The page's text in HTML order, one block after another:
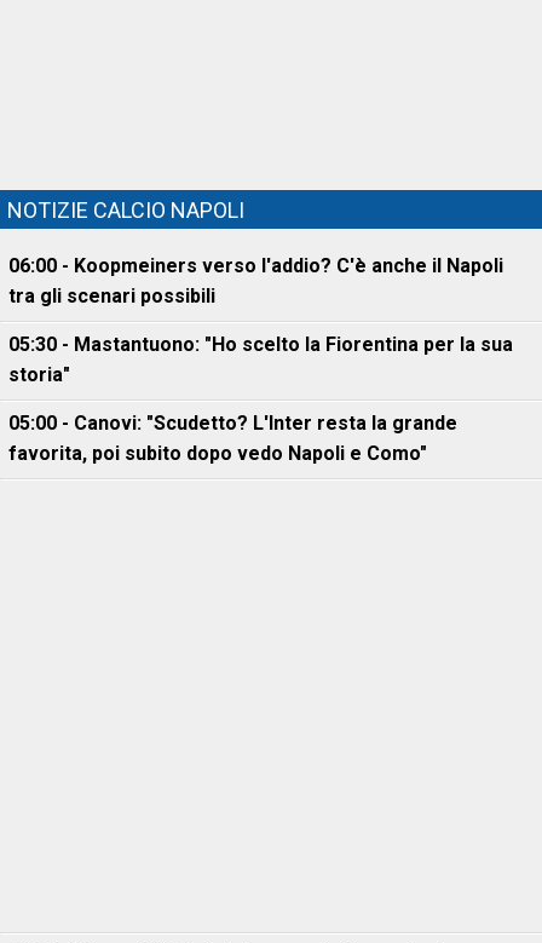
NOTIZIE CALCIO NAPOLI
06:00 - Koopmeiners verso l'addio? C'è anche il Napoli
tra gli scenari possibili
05:30 - Mastantuono: "Ho scelto la Fiorentina per la sua
storia"
05:00 - Canovi: "Scudetto? L'Inter resta la grande
favorita, poi subito dopo vedo Napoli e Como"